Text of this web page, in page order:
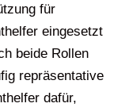
für
eingesetzt
beide Rollen
repräsentative
dafür,